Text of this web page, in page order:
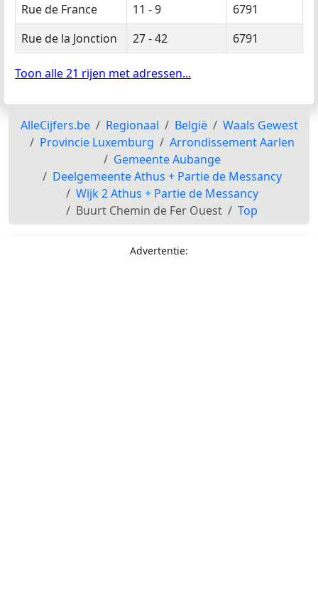
Rue de France
11 - 9
6791
Rue de la Jonction
27 - 42 6791
Toon alle 21 rijen met adressen...
AlleCijfers.be Regionaal België
Waals Gewest
Provincie Luxemburg
Arrondissement Aarlen
Gemeente Aubange
Deelgemeente Athus + Partie de Messancy
Wijk 2 Athus + Partie de Messancy
Buurt Chemin de Fer Ouest
Top
Advertentie: